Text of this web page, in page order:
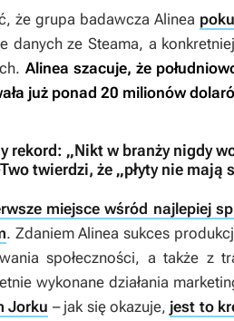
że grupa badawcza Alinea
danych ze Steama, a
Alinea szacuje, że
już ponad 20 milionów
rekord: „Nikt w branży nigdy
twierdzi, że „płyty nie
miejsce wśród najlepiej
. Zdaniem Alinea sukces
społeczności, a także z
wykonane działania
Jorku – jak się okazuje, jest to